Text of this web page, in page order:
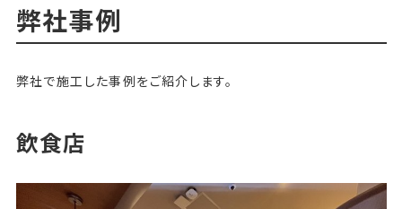
弊社事例
弊社で施工した事例をご紹介します。
飲食店